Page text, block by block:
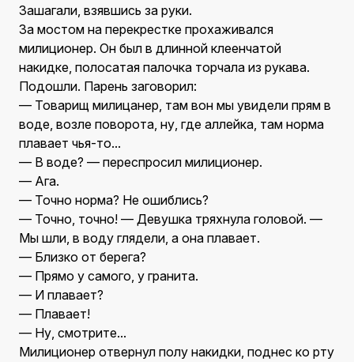
Зашагали, взявшись за руки.
За мостом на перекрестке прохаживался
милиционер. Он был в длинной клеенчатой
накидке, полосатая палочка торчала из рукава.
Подошли. Парень заговорил:
— Товарищ милицанер, там вон мы увидели прям в
воде, возле поворота, ну, где аллейка, там норма
плавает чья-то...
— В воде? — переспросил милиционер.
— Ага.
— Точно норма? Не ошиблись?
— Точно, точно! — Девушка тряхнула головой. —
Мы шли, в воду глядели, а она плавает.
— Близко от берега?
— Прямо у самого, у гранита.
— И плавает?
— Плавает!
— Ну, смотрите...
Милиционер отвернул полу накидки, поднес ко рту